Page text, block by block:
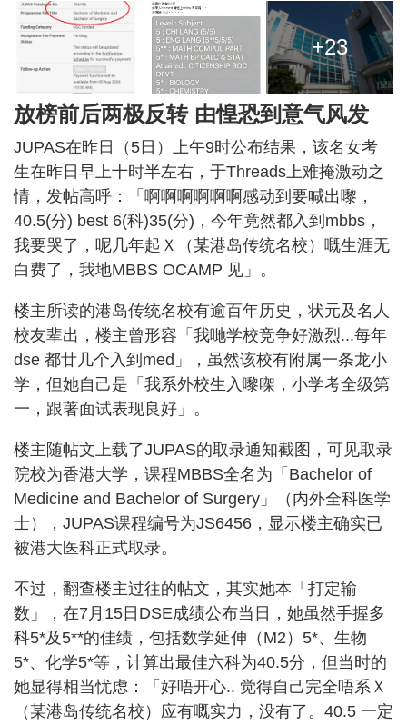
+23
放榜前后两极反转 由惶恐到意气风发
JUPAS在昨日（5日）上午9时公布结果，该名女考
生在昨日早上十时半左右，于Threads上难掩激动之
情，发帖高呼：「啊啊啊啊啊啊感动到要喊出嚟，
40.5(分) best 6(科)35(分)，今年竟然都入到mbbs，
我要哭了，呢几年起Ｘ（某港岛传统名校）嘅生涯无
白费了，我地MBBS OCAMP 见」。
楼主所读的港岛传统名校有逾百年历史，状元及名人
校友辈出，楼主曾形容「我哋学校竞争好激烈...每年
dse 都廿几个入到med」，虽然该校有附属一条龙小
学，但她自己是「我系外校生入嚟㗎，小学考全级第
一，跟著面试表现良好」。
楼主随帖文上载了JUPAS的取录通知截图，可见取录
院校为香港大学，课程MBBS全名为「Bachelor of
Medicine and Bachelor of Surgery」（内外全科医学
士），JUPAS课程编号为JS6456，显示楼主确实已
被港大医科正式取录。
不过，翻查楼主过往的帖文，其实她本「打定输
数」，在7月15日DSE成绩公布当日，她虽然手握多
科5*及5**的佳绩，包括数学延伸（M2）5*、生物
5*、化学5*等，计算出最佳六科为40.5分，但当时的
她显得相当忧虑：「好唔开心.. 觉得自己完全唔系Ｘ
（某港岛传统名校）应有嘅实力，没有了。40.5 一定